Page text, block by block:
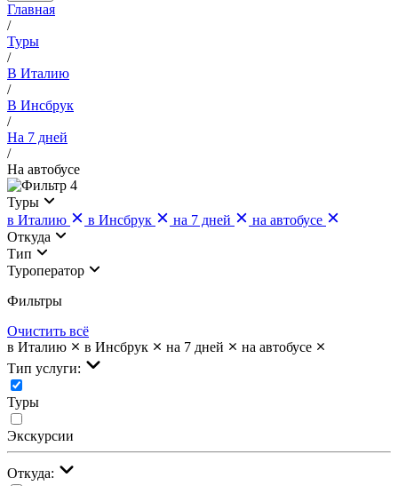
Главная
/
Туры
/
В Италию
/
В Инсбрук
/
На 7 дней
/
На автобусе
4
Туры
в Италию
в Инсбрук на 7 дней
на автобусе
Откуда
Тип
Туроператор
Фильтры
Очистить всё
в Италию
в Инсбрук на 7 дней
на автобусе
Тип услуги:
Туры
Экскурсии
Откуда: